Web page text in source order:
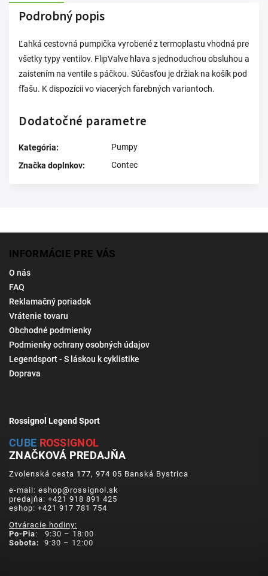
Podrobný popis
Ľahká cestovná pumpička vyrobené z termoplastu vhodná pre
všetky typy ventilov. FlipValve hlava s jednoduchou obsluhou a
zaistením na ventile s páčkou. Súčasťou je držiak na košík pod
fľašu. K dispozícii vo viacerých farebných variantoch.
Dodatočné parametre
Kategória:
Pumpy
Značka doplnkov: Contec
INFORMÁCIE PRE VÁS
O nás
FAQ
Reklamačný poriadok
Vrátenie tovaru
Obchodné podmienky
Podmienky ochrany osobných údajov
Legendsport - S láskou k cyklistike
Doprava
Rossignol Legend Sport
CUBE ROSSIGNOL
ZNAČKOVÁ PREDAJŇA
Zvolenská cesta 177, 974 05 Banská Bystrica
e-mail: eshop@rossignol.sk
predajňa: +421 918 891 425
eshop: +421 917 781 754
Otváracie hodiny:
Po-Pia: 9:30 – 18:00
Sobota:
9:30 – 12:00